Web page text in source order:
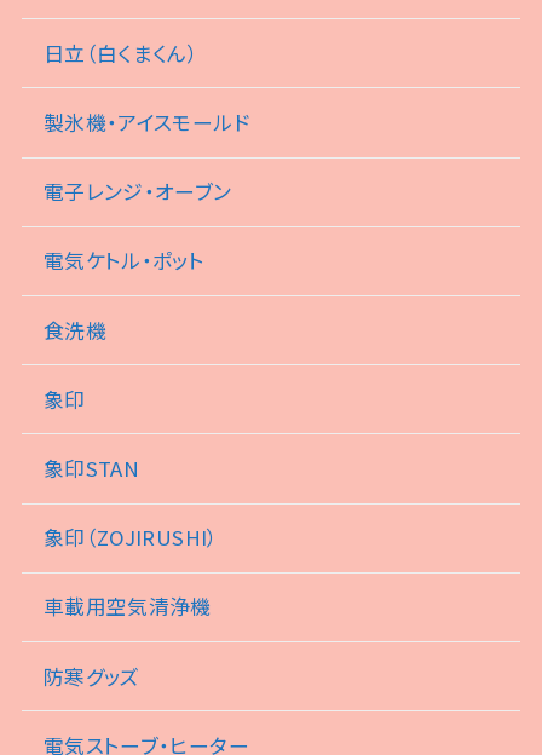
日立（白くまくん）
製氷機・アイスモールド
電子レンジ・オーブン
電気ケトル・ポット
食洗機
象印
象印STAN
象印（ZOJIRUSHI）
車載用空気清浄機
防寒グッズ
電気ストーブ・ヒーター